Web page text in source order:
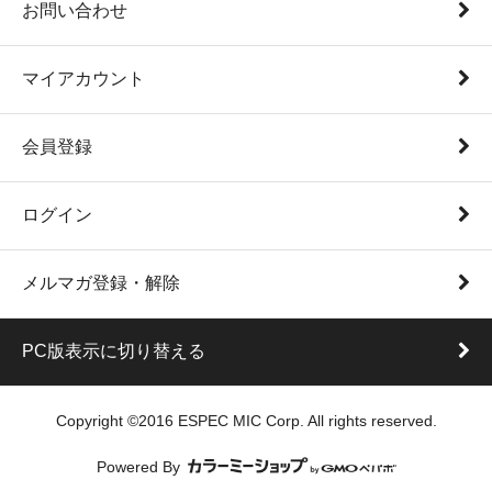
お問い合わせ
マイアカウント
会員登録
ログイン
メルマガ登録・解除
PC版表示に切り替える
Copyright ©2016 ESPEC MIC Corp. All rights reserved.
Powered By